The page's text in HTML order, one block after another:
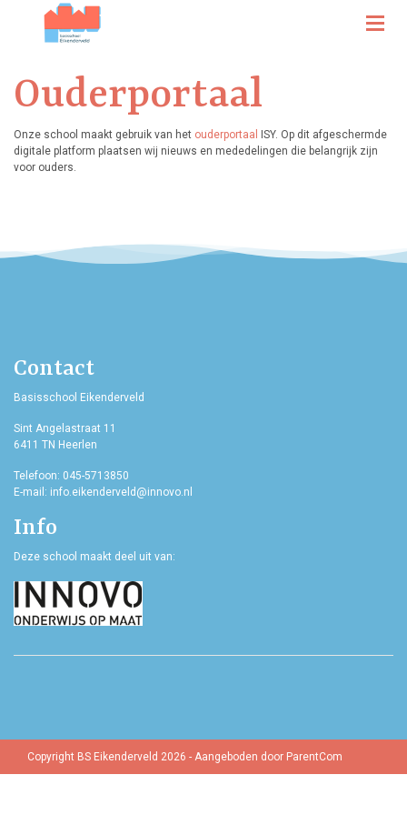
Ouderportaal
Onze school maakt gebruik van het ouderportaal
ISY. Op dit afgeschermde
digitale platform plaatsen wij nieuws en mededelingen die belangrijk zijn
voor ouders.
Contact
Basisschool Eikenderveld
Sint Angelastraat 11
6411 TN Heerlen
Telefoon: 045-5713850
E-mail: info.eikenderveld@innovo.nl
Info
Deze school maakt deel uit van:
Copyright BS Eikenderveld 2026 - Aangeboden door ParentCom